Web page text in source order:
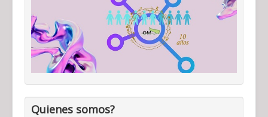
Quienes somos?